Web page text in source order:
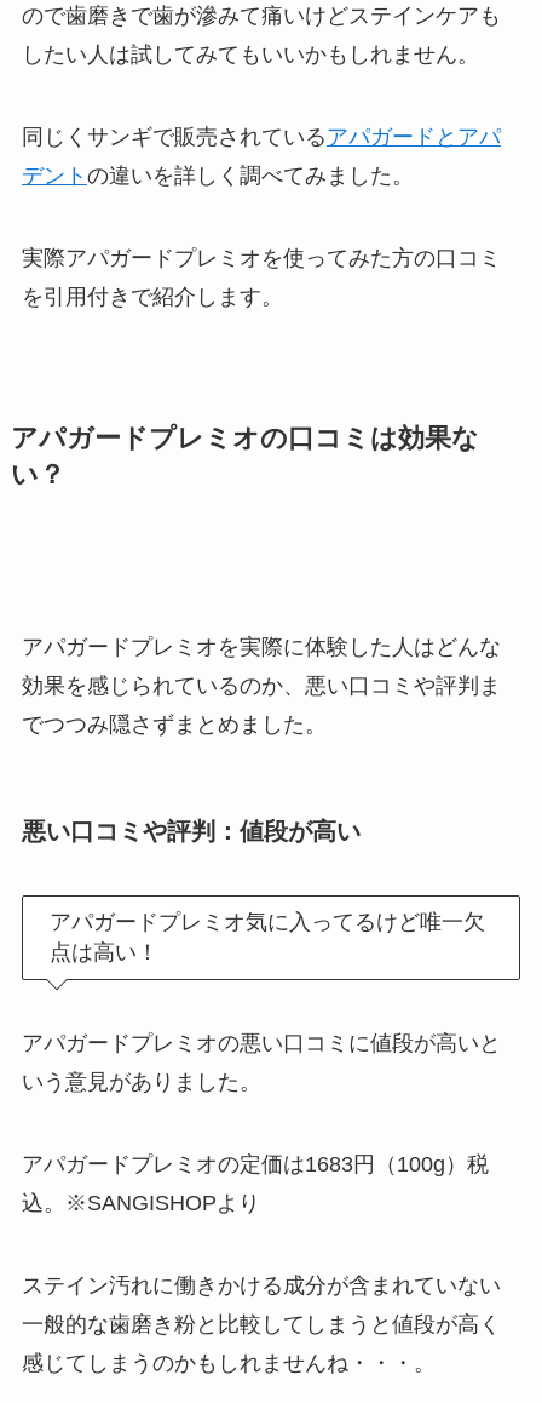
ので歯磨きで歯が滲みて痛いけどステインケアも
したい人は試してみてもいいかもしれません。
同じくサンギで販売されているアパガードとアパ
デント の違いを詳しく調べてみました。
実際アパガードプレミオを使ってみた方の口コミ
を引用付きで紹介します。
アパガードプレミオの口コミは効果な
い？
アパガードプレミオを実際に体験した人はどんな
効果を感じられているのか、悪い口コミや評判ま
でつつみ隠さずまとめました。
悪い口コミや評判：値段が高い
アパガードプレミオ気に入ってるけど唯一欠
点は高い！
アパガードプレミオの悪い口コミに値段が高いと
いう意見がありました。
アパガードプレミオの定価は1683円（100g）税
込。※SANGISHOPより
ステイン汚れに働きかける成分が含まれていない
一般的な歯磨き粉と比較してしまうと値段が高く
感じてしまうのかもしれませんね・・・。